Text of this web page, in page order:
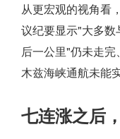
从更宏观的视角看
议纪要显示"大多
后一公里"仍未走
木兹海峡通航未能
七连涨之后